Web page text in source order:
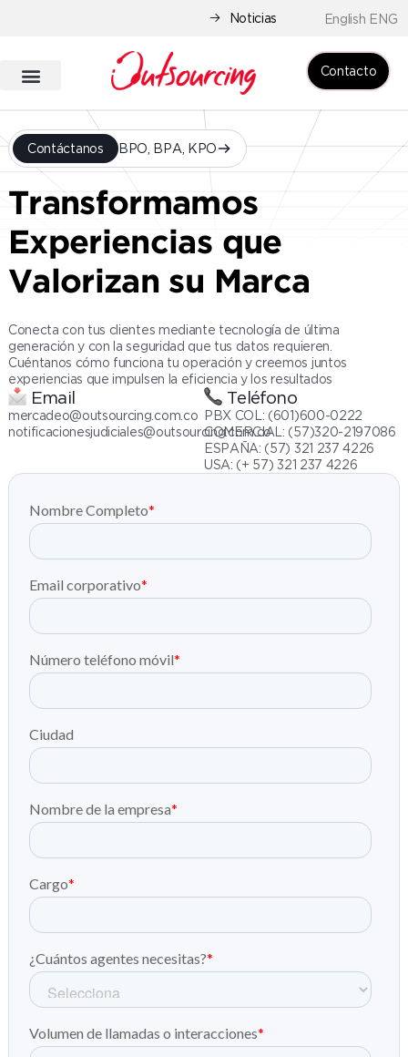
Noticias English ENG
Contacto
Contáctanos BPO, BPA, KPO
Transformamos
Experiencias que
Valorizan su Marca
Conecta con tus clientes mediante tecnología de última
generación y con la seguridad que tus datos requieren.
Cuéntanos cómo funciona tu operación y creemos juntos
experiencias que impulsen la eficiencia y los resultados
Email
mercadeo@outsourcing.com.co
notificacionesjudiciales@outsourcing.com.co
Teléfono
PBX COL: (601)600-0222
COMERCIAL: (57)320-2197086
ESPAÑA: (57) 321 237 4226
USA: (+ 57) 321 237 4226